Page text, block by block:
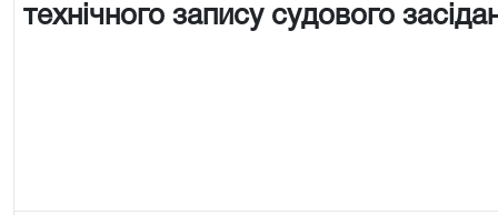
технічного запису судового